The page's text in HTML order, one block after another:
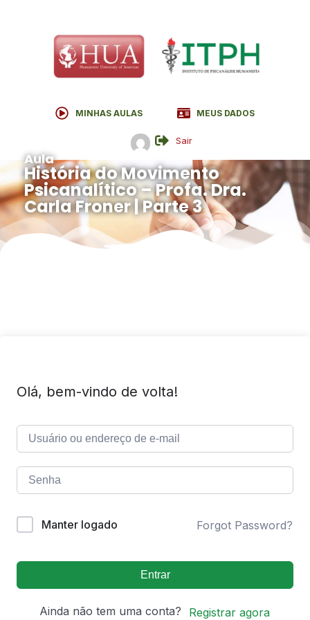
MINHAS AULAS MEUS DADOS
Sair
Aula
História do Movimento
Psicanalítico – Profa. Dra.
Carla Froner | Parte 3
Olá, bem-vindo de volta!
Manter logado Forgot Password?
Entrar
Ainda não tem uma conta? Registrar agora